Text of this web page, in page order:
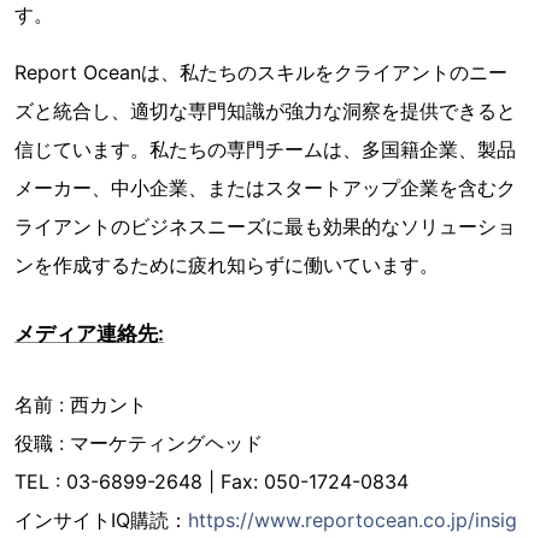
す。
Report Oceanは、私たちのスキルをクライアントのニー
ズと統合し、適切な専門知識が強力な洞察を提供できると
信じています。私たちの専門チームは、多国籍企業、製品
メーカー、中小企業、またはスタートアップ企業を含むク
ライアントのビジネスニーズに最も効果的なソリューショ
ンを作成するために疲れ知らずに働いています。
メディア連絡先:
名前 : 西カント
役職 : マーケティングヘッド
TEL : 03-6899-2648 | Fax: 050-1724-0834
インサイトIQ購読： https://www.reportocean.co.jp/insig